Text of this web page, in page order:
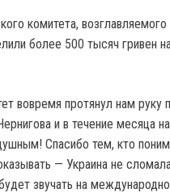
комитета,
более 500 тысяч гривен
вовремя протянул нам
и в течение месяца
Спасибо тем, кто
— Украина не
звучать на